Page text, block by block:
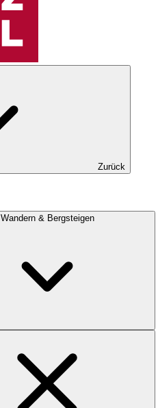
Zurück
Wandern & Bergsteigen